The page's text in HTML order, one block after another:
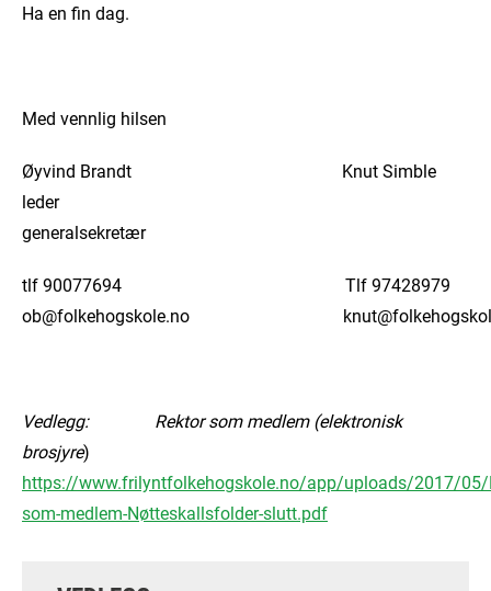
Ha en fin dag.
Med vennlig hilsen
Øyvind Brandt Knut Simble
leder
generalsekretær
tlf 90077694 Tlf 97428979
ob@folkehogskole.no
Vedlegg:
Rektor som medlem (elektronisk
brosjyre)
https://www.frilyntfolkehogskole.no/app/uploads/2017/05/
som-medlem-Nøtteskallsfolder-slutt.pdf